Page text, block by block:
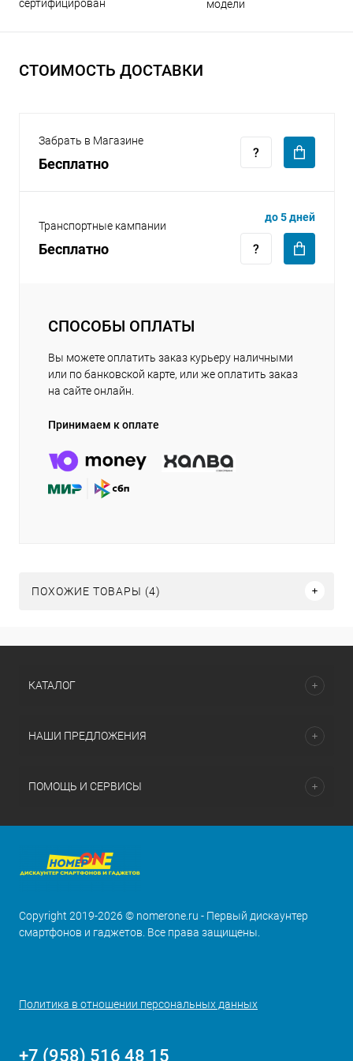
сертифицирован
модели
СТОИМОСТЬ ДОСТАВКИ
Забрать в Магазине
Бесплатно
Транспортные кампании
Бесплатно
до 5 дней
СПОСОБЫ ОПЛАТЫ
Вы можете оплатить заказ курьеру наличными
или по банковской карте, или же оплатить заказ
на сайте онлайн.
Принимаем к оплате
ПОХОЖИЕ ТОВАРЫ (4)
КАТАЛОГ
НАШИ ПРЕДЛОЖЕНИЯ
ПОМОЩЬ И СЕРВИСЫ
Copyright 2019-2026 © nomerone.ru - Первый дискаунтер
смартфонов и гаджетов. Все права защищены.
Политика в отношении персональных данных
+7 (958) 516 48 15